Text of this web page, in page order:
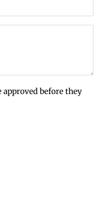
approved before they